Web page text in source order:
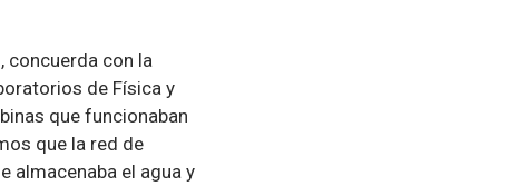
concuerda con la
de Física y
que funcionaban
que la red de
almacenaba el agua y